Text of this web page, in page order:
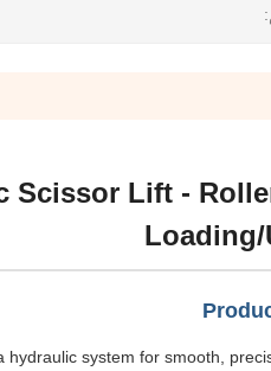
Scissor Lift -
system for smooth,